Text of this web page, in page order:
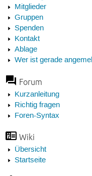
Mitglieder
Gruppen
Spenden
Kontakt
Ablage
Wer ist gerade
Forum
Kurzanleitung
Richtig fragen
Foren-Syntax
Wiki
Übersicht
Startseite